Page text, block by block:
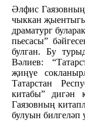
Әлфис
чыккан
драматург
пьесасы”
булган. Бу
Вәлиев:
җиңүе
Татарстан
китабы” дигән
Гаязовның
булуын билгеләп